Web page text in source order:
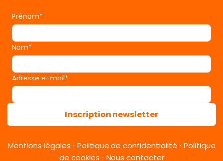
Prénom*
Nom*
Adresse e-mail*
Inscription newsletter
Mentions légales ⋅ Politique de confidentialité ⋅ Politique
de cookies ⋅ Nous contacter